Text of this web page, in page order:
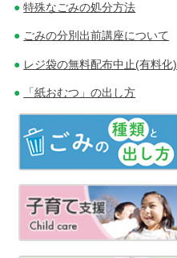
ー
シ
特殊なごみの処分方法
ごみの分別出前講座について
レジ袋の無料配布中止(有料化)
「紙おむつ」の出し方